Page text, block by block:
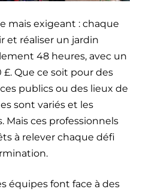
mais exigeant : chaque
et réaliser un jardin
48 heures, avec un
Que ce soit pour des
publics ou des lieux de
sont variés et les
ces professionnels
à relever chaque défi
équipes font face à des